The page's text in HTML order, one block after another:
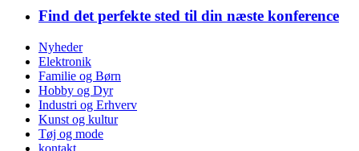
Find det perfekte sted til din næste konference
Nyheder
Elektronik
Familie og Børn
Hobby og Dyr
Industri og Erhverv
Kunst og kultur
Tøj og mode